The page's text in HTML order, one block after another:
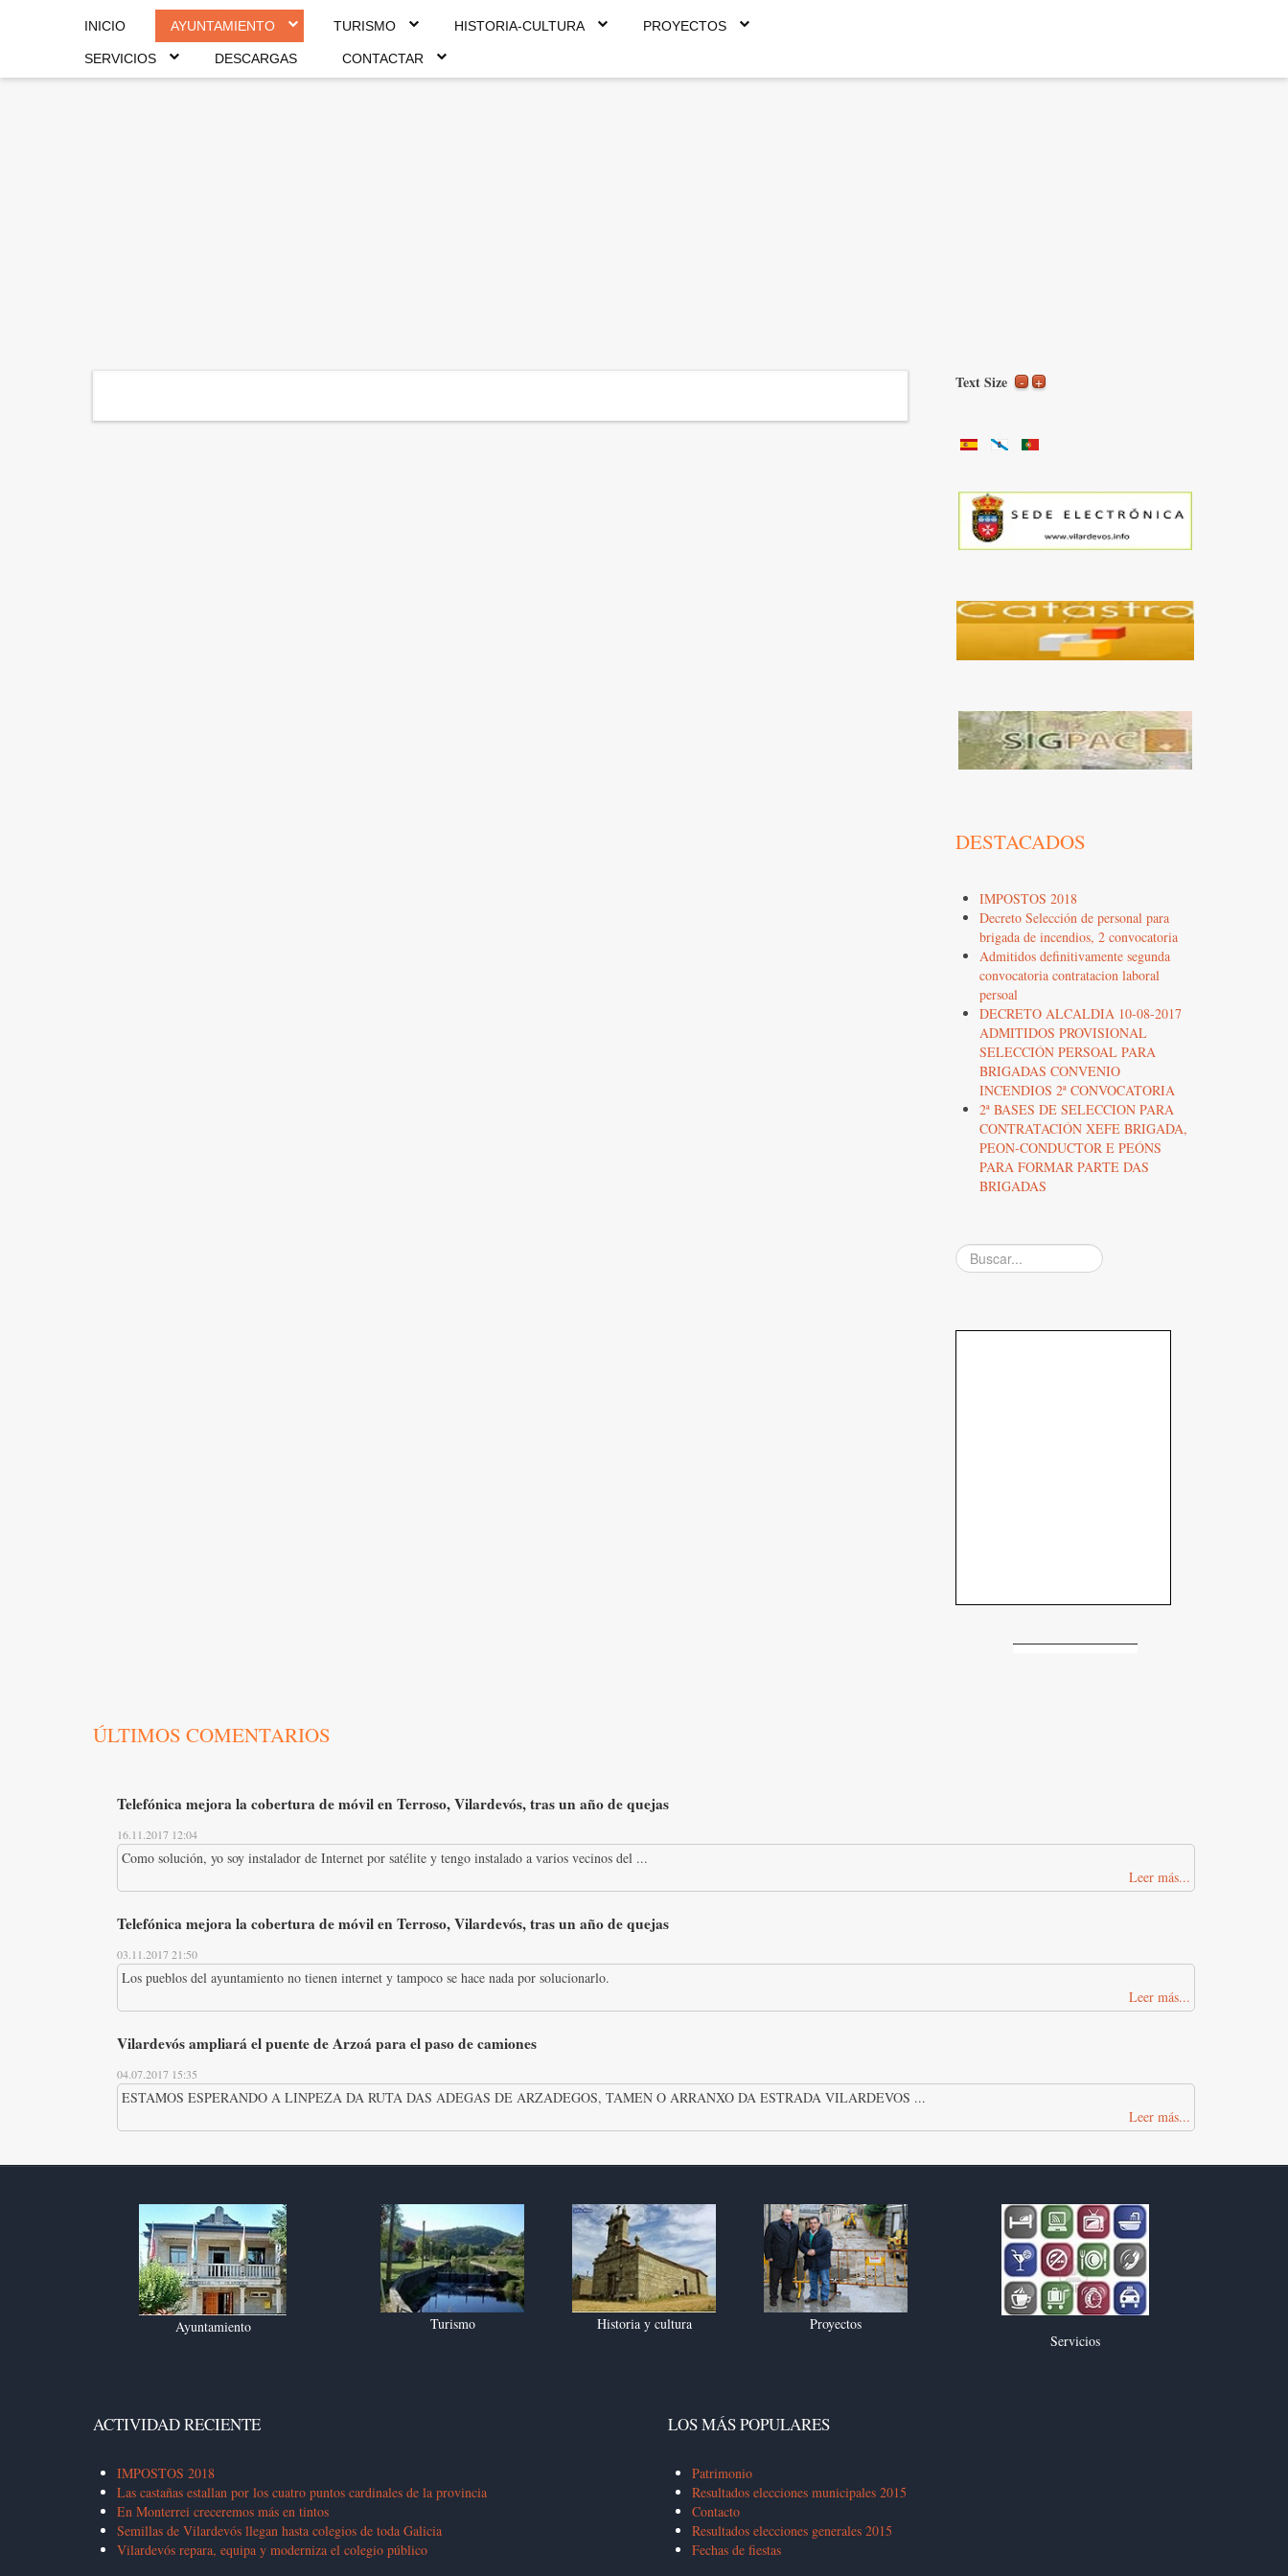
INICIO AYUNTAMIENTO TURISMO HISTORIA-CULTURA PROYECTOS
SERVICIOS DESCARGAS CONTACTAR
Text Size
DESTACADOS
IMPOSTOS 2018
Decreto Selección de personal para
brigada de incendios, 2 convocatoria
Admitidos definitivamente segunda
convocatoria contratacion laboral
persoal
DECRETO ALCALDIA 10-08-2017
ADMITIDOS PROVISIONAL
SELECCIÓN PERSOAL PARA
BRIGADAS CONVENIO
INCENDIOS 2ª CONVOCATORIA
2ª BASES DE SELECCION PARA
CONTRATACIÓN XEFE BRIGADA,
PEON-CONDUCTOR E PEÓNS
PARA FORMAR PARTE DAS
BRIGADAS
Buscar...
ÚLTIMOS COMENTARIOS
Telefónica mejora la cobertura de móvil en Terroso, Vilardevós, tras un año de quejas
16.11.2017 12:04
Como solución, yo soy instalador de Internet por satélite y tengo instalado a varios vecinos del ...
Leer más...
Telefónica mejora la cobertura de móvil en Terroso, Vilardevós, tras un año de quejas
03.11.2017 21:50
Los pueblos del ayuntamiento no tienen internet y tampoco se hace nada por solucionarlo.
Leer más...
Vilardevós ampliará el puente de Arzoá para el paso de camiones
04.07.2017 15:35
ESTAMOS ESPERANDO A LINPEZA DA RUTA DAS ADEGAS DE ARZADEGOS, TAMEN O ARRANXO DA ESTRADA VILARDEVOS ...
Leer más...
Ayuntamiento Turismo Historia y cultura
Proyectos
Servicios
ACTIVIDAD RECIENTE
IMPOSTOS 2018
Las castañas estallan por los cuatro puntos cardinales de la provincia
En Monterrei creceremos más en tintos
Semillas de Vilardevós llegan hasta colegios de toda Galicia
Vilardevós repara, equipa y moderniza el colegio público
LOS MÁS POPULARES
Patrimonio
Resultados elecciones municipales 2015
Contacto
Resultados elecciones generales 2015
Fechas de fiestas